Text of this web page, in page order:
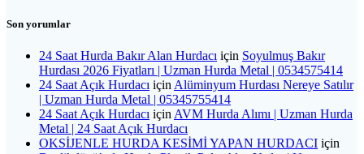
Son yorumlar
24 Saat Hurda Bakır Alan Hurdacı için Soyulmuş Bakır
Hurdası 2026 Fiyatları | Uzman Hurda Metal | 0534575414
24 Saat Açık Hurdacı için Alüminyum Hurdası Nereye Satılır
| Uzman Hurda Metal | 05345755414
24 Saat Açık Hurdacı için AVM Hurda Alımı | Uzman Hurda
Metal | 24 Saat Açık Hurdacı
OKSİJENLE HURDA KESİMİ YAPAN HURDACI için